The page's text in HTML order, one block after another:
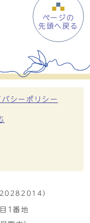
ページの
先頭へ戻る
バシーポリシー
）
1番地